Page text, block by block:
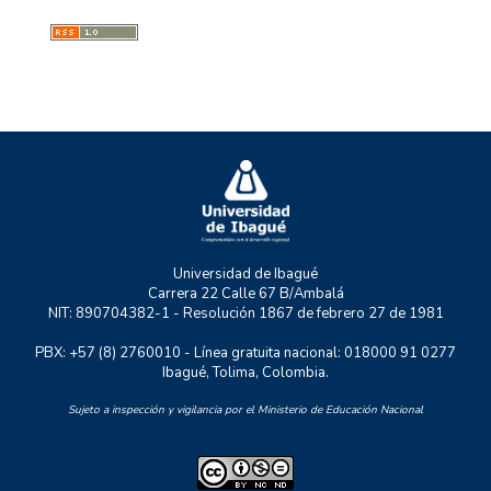
MYSCO
RASTRO URBANO
Universidad de Ibagué
Carrera 22 Calle 67 B/Ambalá
NIT: 890704382-1 - Resolución 1867 de febrero 27 de 1981
PBX: +57 (8) 2760010 - Línea gratuita nacional: 018000 91 0277
Ibagué, Tolima, Colombia.
Sujeto a inspección y vigilancia por el Ministerio de Educación Nacional